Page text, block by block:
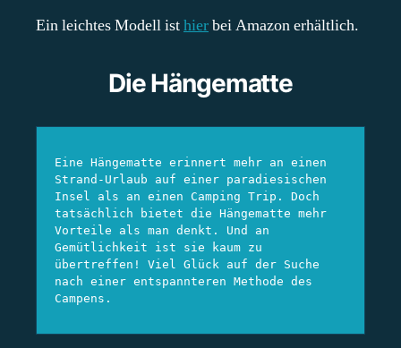
Ein leichtes Modell isthierbei Amazon erhältlich.
Die Hängematte
Eine Hängematte erinnert mehr an einen
Strand-Urlaub auf einer paradiesischen
Insel als an einen Camping Trip. Doch
tatsächlich bietet die Hängematte mehr
Vorteile als man denkt. Und an
Gemütlichkeit ist sie kaum zu
übertreffen! Viel Glück auf der Suche
nach einer entspannteren Methode des
Campens.